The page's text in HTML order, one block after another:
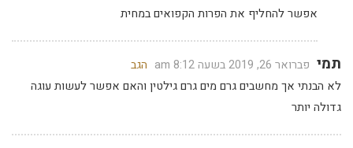
אפשר להחליף את הפרות הקפואים במחית
תמי פברואר 26, 2019 בשעה 8:12 am
הגב
לא הבנתי אך מחשבים גרם מים גרם גילטין והאם אפשר לעשות עוגה
גדולה יותר